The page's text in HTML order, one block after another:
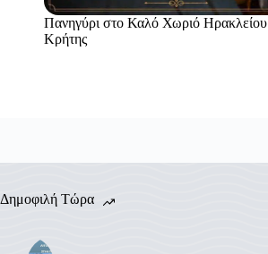
Πανηγύρι στο Καλό Χωριό Ηρακλείου
Κρήτης
Δημοφιλή Τώρα